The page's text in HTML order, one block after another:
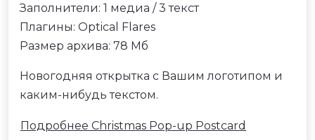
Заполнители: 1 медиа / 3 текст
Плагины: Optical Flares
Размер архива: 78 Мб
Новогодняя открытка с Вашим логотипом и
каким-нибудь текстом.
Подробнее Christmas Pop-up Postcard